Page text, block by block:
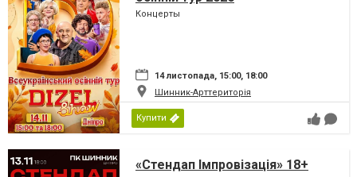
Концерты
14 листопада, 15:00, 18:00
Шинник-Арттериторія
Купити
«Стендап Імпровізація» 18+